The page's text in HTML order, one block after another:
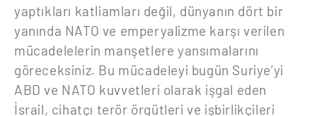
yaptıkları katliamları değil, dünyanın dört bir
yanında NATO ve emperyalizme karşı verilen
mücadelelerin manşetlere yansımalarını
göreceksiniz. Bu mücadeleyi bugün Suriye’yi
ABD ve NATO kuvvetleri olarak işgal eden
İsrail, cihatçı terör örgütleri ve işbirlikçileri